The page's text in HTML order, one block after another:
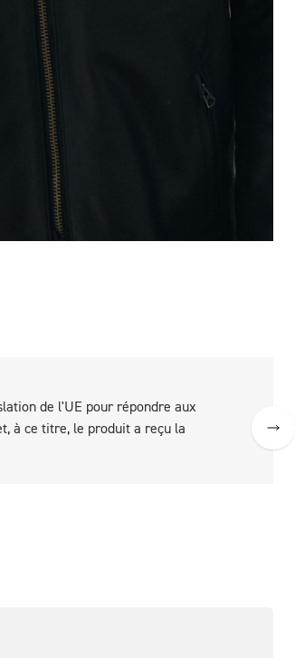
de l'UE pour répondre aux
à ce titre, le produit a reçu la